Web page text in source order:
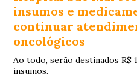
insumos e
continuar
oncológicos
Ao todo, serão destinados R$
insumos.